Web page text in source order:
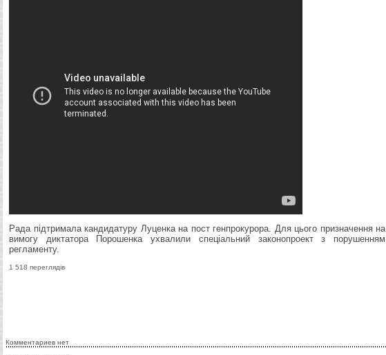
Рада підтримала кандидатуру Луценка на пост генпрокурора. Для цього призначення на
вимогу диктатора Порошенка ухвалили спеціальний законопроект з порушенням
регламенту.
1 518 переглядів
Комментариев нет